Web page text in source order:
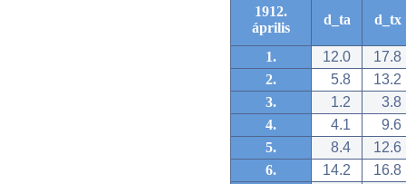
1912.
április
d_ta d_tx
1. 12.0
17.8
2.
5.8
13.2
3.
1.2
3.8
4.
4.1
9.6
5.
8.4
12.6
6.
14.2
16.8